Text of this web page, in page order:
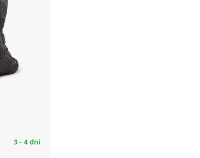
3 - 4 dni